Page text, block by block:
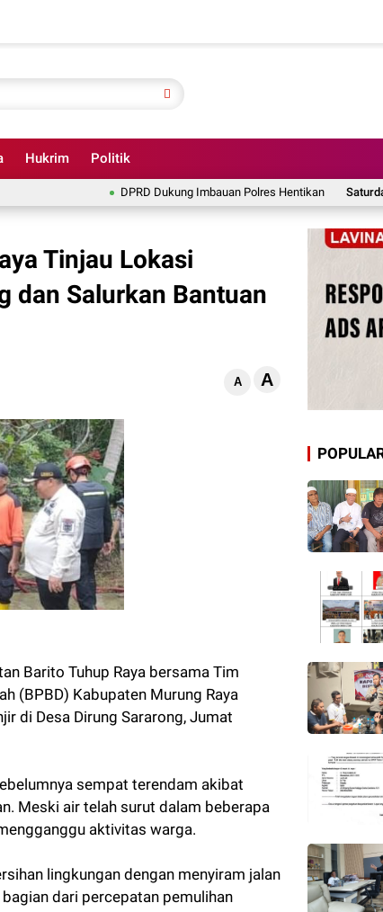
Hukrim Politik
DPRD Dukung Imbauan Polres Hentikan Illegal Fishing di
Tinjau Lokasi
dan Salurkan Bantuan
A A
Barito Tuhup Raya bersama Tim
(BPBD) Kabupaten Murung Raya
di Desa Dirung Sararong, Jumat
sempat terendam akibat
Meski air telah surut dalam beberapa
aktivitas warga.
lingkungan dengan menyiram jalan
dari percepatan pemulihan